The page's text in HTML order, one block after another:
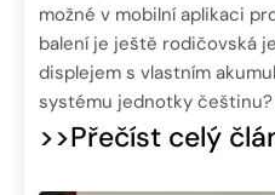
možné v mobilní aplikaci
balení je ještě rodičovská
displejem s vlastním
systému jednotky
>>Přečíst celý